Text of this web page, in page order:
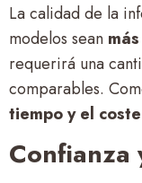
La calidad de la
modelos sean
requerirá una
comparables.
tiempo y el coste
Confianza